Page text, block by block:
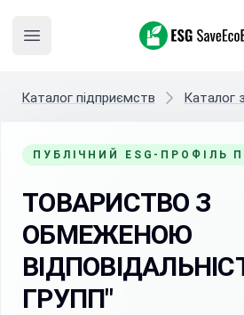
Open main menu
ESG
Каталог підприємств Каталог
ПУБЛІЧНИЙ ESG-ПРОФІЛЬ
ТОВАРИСТВО З
ОБМЕЖЕНОЮ
ГРУПП"